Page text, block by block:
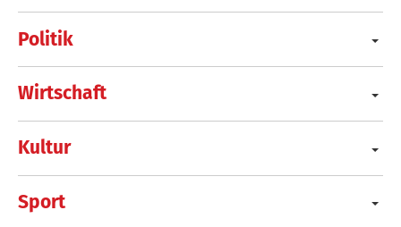
Politik
Wirtschaft
Kultur
Sport